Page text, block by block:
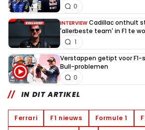
0
INTERVIEW Cadillac onthult
'allerbeste team' in F1 te
1
Verstappen getipt voor F1-
Bull-problemen
0
IN DIT ARTIKEL
Ferrari F1 nieuws Formule 1